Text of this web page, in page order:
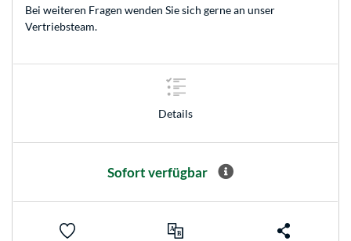
Bei weiteren Fragen wenden Sie sich gerne an unser
Vertriebsteam.
Details
Sofort verfügbar